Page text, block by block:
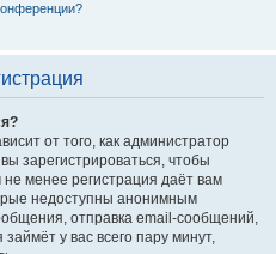
от того, как администратор
зарегистрироваться, чтобы
менее регистрация даёт вам
недоступны анонимным
отправка email-сообщений,
займёт у вас всего пару минут,